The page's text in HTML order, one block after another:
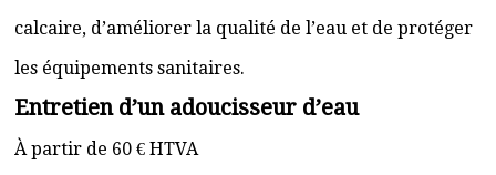
calcaire, d’améliorer la qualité de l’eau et de protéger
les équipements sanitaires.
Entretien d’un adoucisseur d’eau
À partir de 60 € HTVA